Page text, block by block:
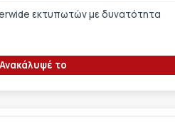
εκτυπωτών με δυνατότητα
Ανακάλυψέ το